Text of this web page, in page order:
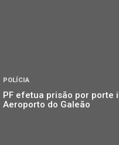
POLÍCIA
PF efetua prisão por porte
Aeroporto do Galeão